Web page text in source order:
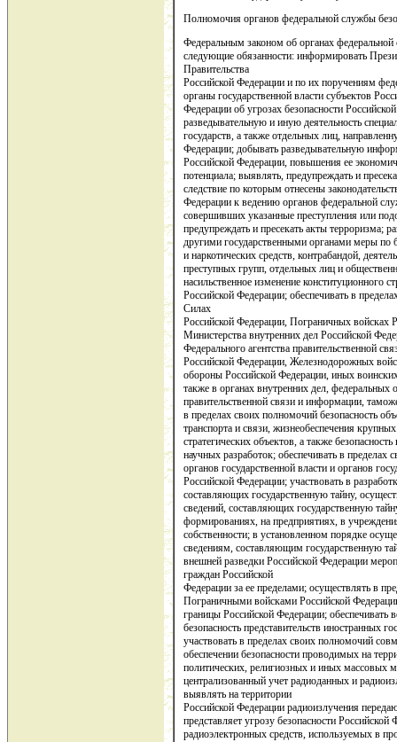
Полномочия органов федеральной службы
Федеральным законом об органах
следующие обязанности: информировать
Правительства
Российской Федерации и по их поручениям
органы государственной власти субъектов
Федерации об угрозах безопасности
разведывательную и иную деятельность
государств, а также отдельных лиц,
Федерации; добывать разведывательную
Российской Федерации, повышения ее
потенциала; выявлять, предупреждать и
следствие по которым отнесены
Федерации к ведению органов федеральной
совершивших указанные преступления или
предупреждать и пресекать акты терроризма;
другими государственными органами меры по
и наркотических средств, контрабандой,
преступных групп, отдельных лиц и
насильственное изменение конституционного
Российской Федерации; обеспечивать в
Силах
Российской Федерации, Пограничных войсках
Министерства внутренних дел Российской
Федерального агентства правительственной
Российской Федерации, Железнодорожных
обороны Российской Федерации, иных
также в органах внутренних дел, федеральных
правительственной связи и информации,
в пределах своих полномочий безопасность
транспорта и связи, жизнеобеспечения
стратегических объектов, а также
научных разработок; обеспечивать в
органов государственной власти и органов
Российской Федерации; участвовать в
составляющих государственную тайну,
сведений, составляющих государственную
формированиях, на предприятиях, в
собственности; в установленном порядке
сведениям, составляющим государственную
внешней разведки Российской Федерации
граждан Российской
Федерации за ее пределами; осуществлять в
Пограничными войсками Российской
границы Российской Федерации; обеспечивать
безопасность представительств иностранных
участвовать в пределах своих полномочий
обеспечении безопасности проводимых на
политических, религиозных и иных массовых
централизованный учет радиоданных и
выявлять на территории
Российской Федерации радиоизлучения
представляет угрозу безопасности
радиоэлектронных средств, используемых в